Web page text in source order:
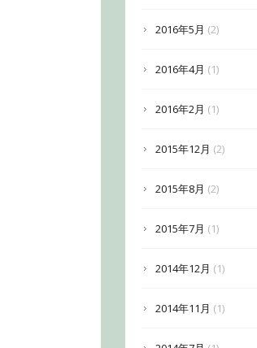
2016年5月 (2)
2016年4月 (1)
2016年2月 (1)
2015年12月 (2)
2015年8月 (2)
2015年7月 (1)
2014年12月 (1)
2014年11月 (1)